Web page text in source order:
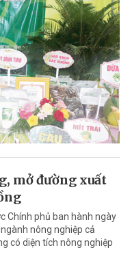
mở đường xuất
Chính phủ ban hành ngày
nông nghiệp cả
có diện tích nông nghiệp